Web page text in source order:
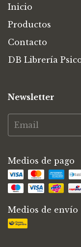
Inicio
Productos
Contacto
DB Librería
Newsletter
Medios de pago
Medios de envío